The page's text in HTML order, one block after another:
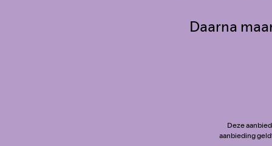
Daarna
Deze
aanbieding